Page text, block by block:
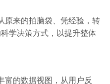
原来的拍脑袋、凭经验，转
学决策方式，以提升整体
富的数据视图，从用户反